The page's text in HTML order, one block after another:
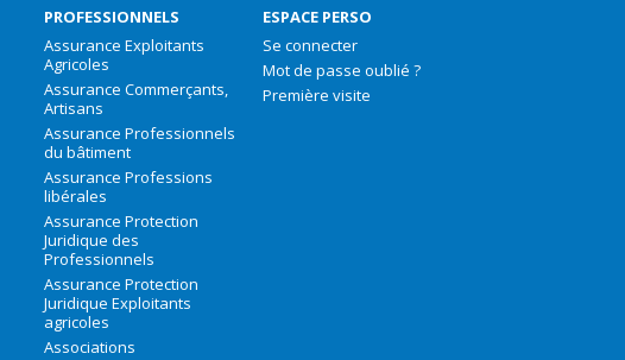
PROFESSIONNELS
Assurance Exploitants
Agricoles
Assurance Commerçants,
Artisans
Assurance Professionnels
du bâtiment
Assurance Professions
libérales
Assurance Protection
Juridique des
Professionnels
Assurance Protection
Juridique Exploitants
agricoles
Associations
ESPACE PERSO
Se connecter
Mot de passe oublié ?
Première visite